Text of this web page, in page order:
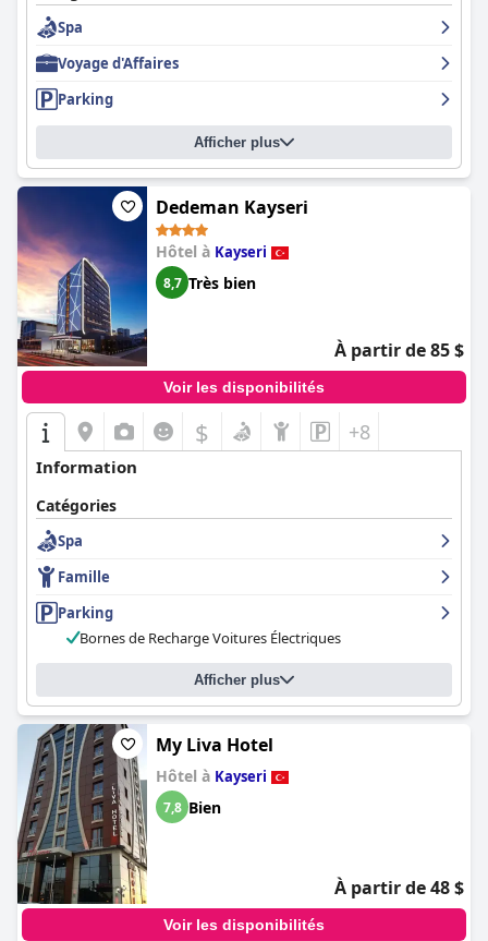
Spa
Voyage d'Affaires
Parking
Afficher plus
Dedeman Kayseri
Hôtel à Kayseri
8,7 Très bien
À partir de 85 $
Voir les disponibilités
$ +8
Information
Catégories
Spa
Famille
Parking
Bornes de Recharge Voitures Électriques
Afficher plus
My Liva Hotel
Hôtel à Kayseri
7,8 Bien
À partir de 48 $
Voir les disponibilités